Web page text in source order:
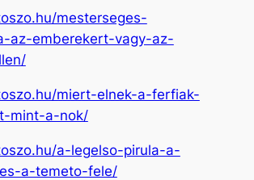
mesterseges-
az-emberekert-vagy-az-
miert-elnek-a-ferfiak-
mint-a-nok/
a-legelso-pirula-a-
a-temeto-fele/